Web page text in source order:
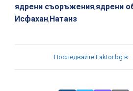
ядрени съоръжения,ядрени
Исфахан, Натанз
Последвайте Faktor.bg в